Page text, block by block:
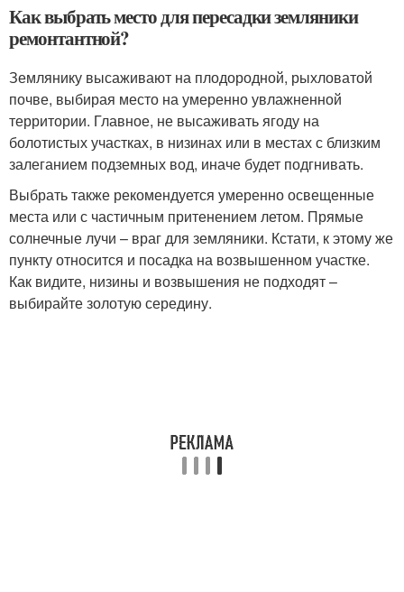
Как выбрать место для пересадки земляники
ремонтантной?
Землянику высаживают на плодородной, рыхловатой
почве, выбирая место на умеренно увлажненной
территории. Главное, не высаживать ягоду на
болотистых участках, в низинах или в местах с близким
залеганием подземных вод, иначе будет подгнивать.
Выбрать также рекомендуется умеренно освещенные
места или с частичным притенением летом. Прямые
солнечные лучи – враг для земляники. Кстати, к этому же
пункту относится и посадка на возвышенном участке.
Как видите, низины и возвышения не подходят –
выбирайте золотую середину.